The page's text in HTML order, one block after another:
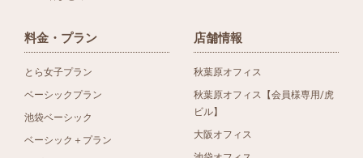
料金・プラン
とら女子プラン
ベーシックプラン
池袋ベーシック
ベーシック＋プラン
店舗情報
秋葉原オフィス
秋葉原オフィス【会員様専用/虎
ビル】
大阪オフィス